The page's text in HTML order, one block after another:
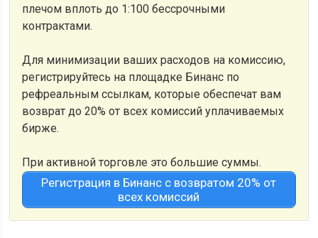
плечом вплоть до 1:100 бессрочными
контрактами.
Для минимизации ваших расходов на комиссию,
регистрируйтесь на площадке Бинанс по
рефреальным ссылкам, которые обеспечат вам
возврат до 20% от всех комиссий уплачиваемых
бирже.
При активной торговле это большие суммы.
Регистрация в Бинанс с возвратом 20% от
всех комиссий